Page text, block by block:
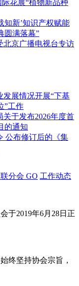
花展“植物新品种
知新’知识产权赋能
圆满落幕”
北京广播电视台专访
发展情况开展“下基
”工作
于发布2026年度首
的通知
公布修订后的《集
分会 GO 工作动态
于2019年6月28日正
终坚持协会宗旨，